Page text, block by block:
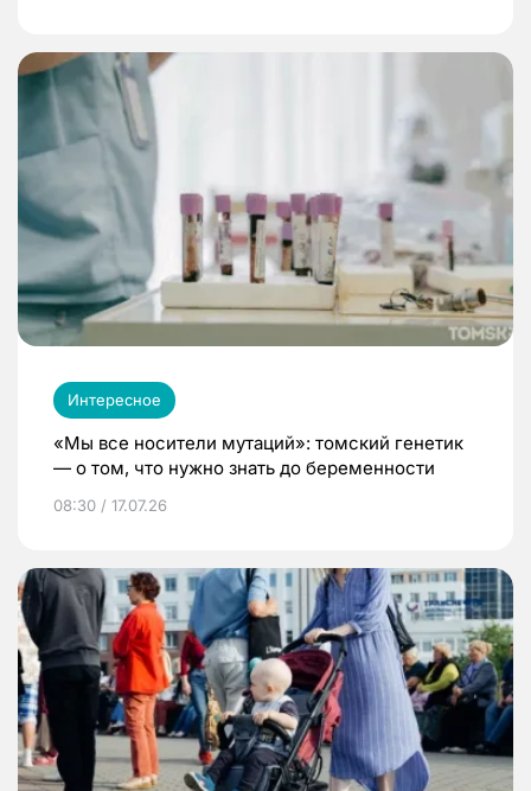
Интересное
«Мы все носители мутаций»: томский генетик
— о том, что нужно знать до беременности
08:30 / 17.07.26